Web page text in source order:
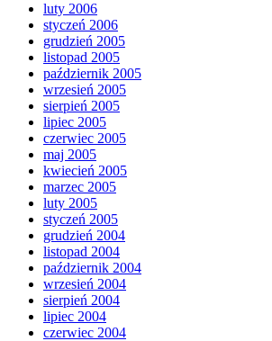
luty 2006
styczeń 2006
grudzień 2005
listopad 2005
październik 2005
wrzesień 2005
sierpień 2005
lipiec 2005
czerwiec 2005
maj 2005
kwiecień 2005
marzec 2005
luty 2005
styczeń 2005
grudzień 2004
listopad 2004
październik 2004
wrzesień 2004
sierpień 2004
lipiec 2004
czerwiec 2004